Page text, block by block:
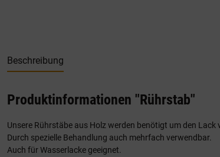
Beschreibung
Produktinformationen "Rührstab"
Unsere Rührstäbe aus Holz werden benötigt um den
Durch spezielle Behandlung auch mehrfach verwendbar.
Auch für Wasserlacke geeignet.